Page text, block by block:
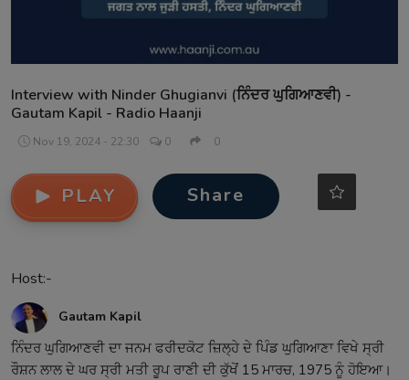
Interview with Ninder Ghugianvi (ਨਿੰਦਰ ਘੁਗਿਆਣਵੀ) -
Gautam Kapil - Radio Haanji
Nov 19, 2024 - 22:30 0 0
PLAY Share
Host:-
Gautam Kapil
ਨਿੰਦਰ ਘੁਗਿਆਣਵੀ ਦਾ ਜਨਮ ਫਰੀਦਕੋਟ ਜ਼ਿਲ੍ਹੇ ਦੇ ਪਿੰਡ ਘੁਗਿਆਣਾ ਵਿਖੇ ਸ੍ਰੀ
ਰੌਸ਼ਨ ਲਾਲ ਦੇ ਘਰ ਸ੍ਰੀ ਮਤੀ ਰੂਪ ਰਾਣੀ ਦੀ ਕੁੱਖੋਂ 15 ਮਾਰਚ, 1975 ਨੂੰ ਹੋਇਆ।